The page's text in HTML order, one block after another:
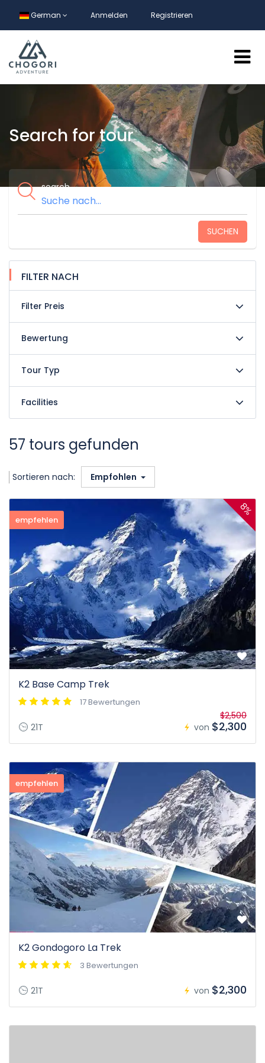
German Anmelden Registrieren
Search for tour
search
SUCHEN
FILTER NACH
Filter Preis
Bewertung
Tour Typ
Facilities
57 tours gefunden
Sortieren nach: Empfohlen
empfehlen
8%
K2 Base Camp Trek
17 Bewertungen
21T von
$2,500
$2,300
empfehlen
K2 Gondogoro La Trek
3 Bewertungen
21T von $2,300